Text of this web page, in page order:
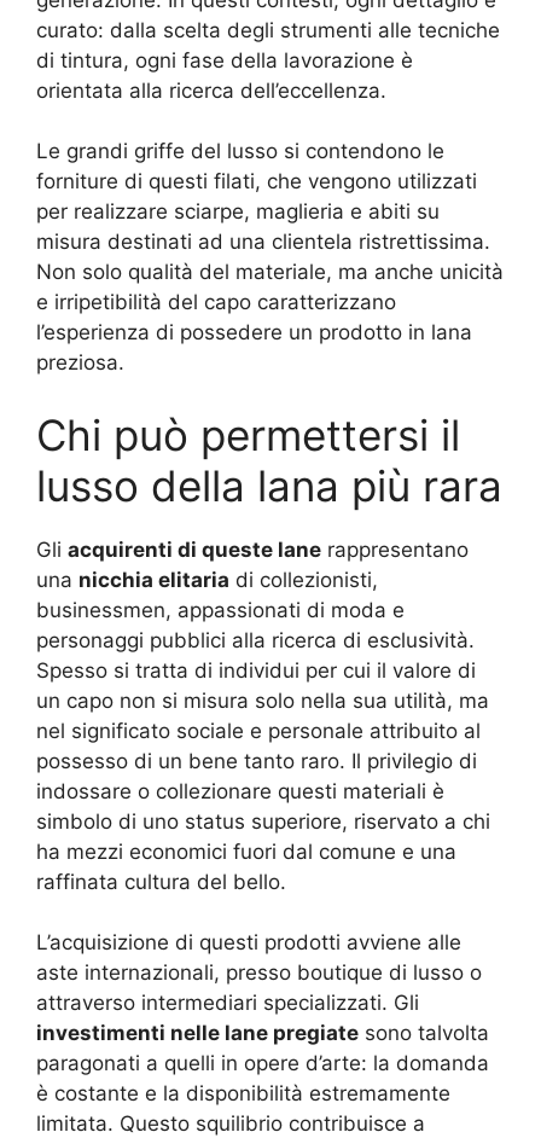
curato: dalla scelta degli strumenti alle tecniche
di tintura, ogni fase della lavorazione è
orientata alla ricerca dell’eccellenza.
Le grandi griffe del lusso si contendono le
forniture di questi filati, che vengono utilizzati
per realizzare sciarpe, maglieria e abiti su
misura destinati ad una clientela ristrettissima.
Non solo qualità del materiale, ma anche unicità
e irripetibilità del capo caratterizzano
l’esperienza di possedere un prodotto in lana
preziosa.
Chi può permettersi il
lusso della lana più rara
Gli acquirenti di queste lane rappresentano
una nicchia elitaria di collezionisti,
businessmen, appassionati di moda e
personaggi pubblici alla ricerca di esclusività.
Spesso si tratta di individui per cui il valore di
un capo non si misura solo nella sua utilità, ma
nel significato sociale e personale attribuito al
possesso di un bene tanto raro. Il privilegio di
indossare o collezionare questi materiali è
simbolo di uno status superiore, riservato a chi
ha mezzi economici fuori dal comune e una
raffinata cultura del bello.
L’acquisizione di questi prodotti avviene alle
aste internazionali, presso boutique di lusso o
attraverso intermediari specializzati. Gli
investimenti nelle lane pregiate sono talvolta
paragonati a quelli in opere d’arte: la domanda
è costante e la disponibilità estremamente
limitata. Questo squilibrio contribuisce a